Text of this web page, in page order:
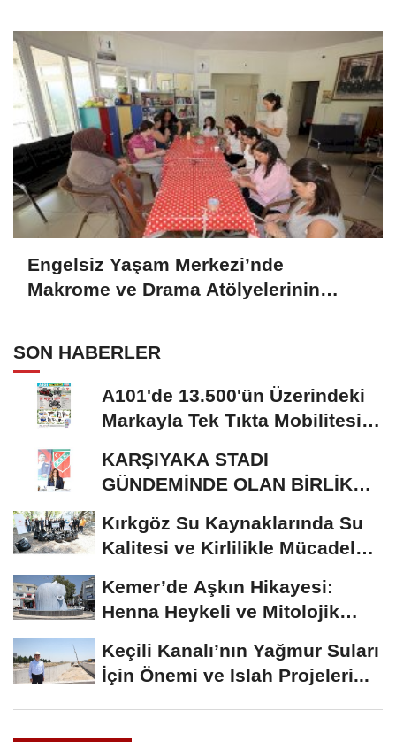
Engelsiz Yaşam Merkezi’nde
Makrome ve Drama Atölyelerinin
SON HABERLER
A101'de 13.500'ün Üzerindeki
Markayla Tek Tıkta Mobilitesi
KARŞIYAKA STADI
GÜNDEMİNDE OLAN BİRLİK
Kırkgöz Su Kaynaklarında Su
Kalitesi ve Kirlilikle Mücadele:
Kemer’de Aşkın Hikayesi:
Henna Heykeli ve Mitolojik
Keçili Kanalı’nın Yağmur Suları
İçin Önemi ve Islah Projeleri...